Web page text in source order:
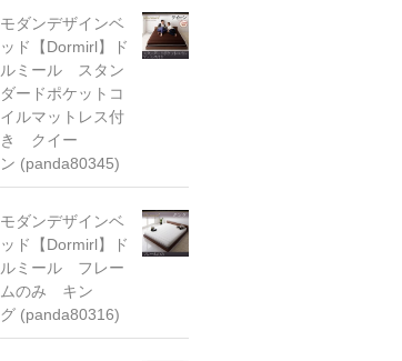
モダンデザインベ
ッド【Dormirl】ド
ルミール スタン
ダードポケットコ
イルマットレス付
き クイー
ン (panda80345)
モダンデザインベ
ッド【Dormirl】ド
ルミール フレー
ムのみ キン
グ (panda80316)